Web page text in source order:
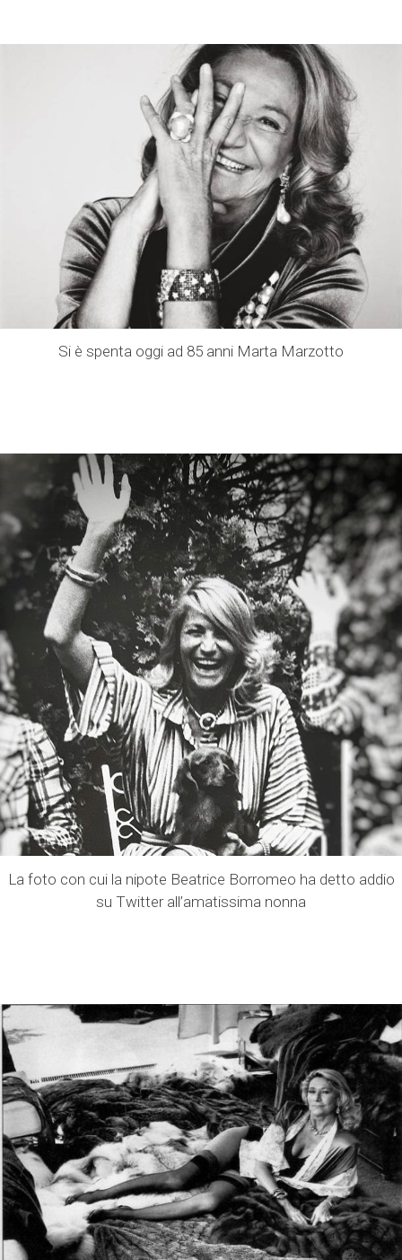
Si è spenta oggi ad 85 anni Marta Marzotto
La foto con cui la nipote Beatrice Borromeo ha detto addio
su Twitter all’amatissima nonna